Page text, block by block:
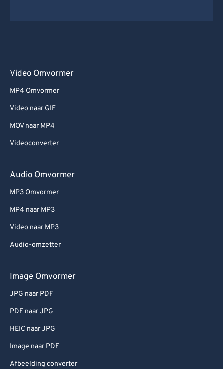
Video Omvormer
MP4 Omvormer
Video naar GIF
MOV naar MP4
Videoconverter
Audio Omvormer
MP3 Omvormer
MP4 naar MP3
Video naar MP3
Audio-omzetter
Image Omvormer
JPG naar PDF
PDF naar JPG
HEIC naar JPG
Image naar PDF
Afbeelding converter